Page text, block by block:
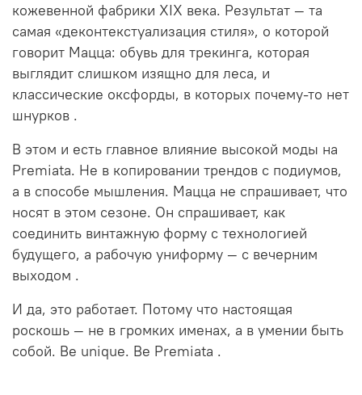
кожевенной фабрики XIX века. Результат — та
самая «деконтекстуализация стиля», о которой
говорит Мацца: обувь для трекинга, которая
выглядит слишком изящно для леса, и
классические оксфорды, в которых почему-то нет
шнурков .
В этом и есть главное влияние высокой моды на
Premiata. Не в копировании трендов с подиумов,
а в способе мышления. Мацца не спрашивает, что
носят в этом сезоне. Он спрашивает, как
соединить винтажную форму с технологией
будущего, а рабочую униформу — с вечерним
выходом .
И да, это работает. Потому что настоящая
роскошь — не в громких именах, а в умении быть
собой. Be unique. Be Premiata .